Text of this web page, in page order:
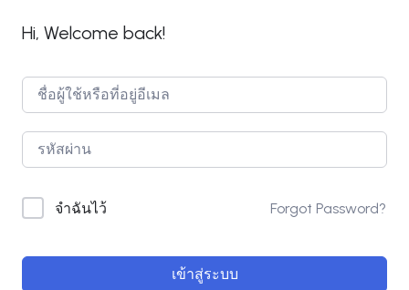
Hi, Welcome back!
จำฉันไว้ Forgot Password?
เข้าสู่ระบบ